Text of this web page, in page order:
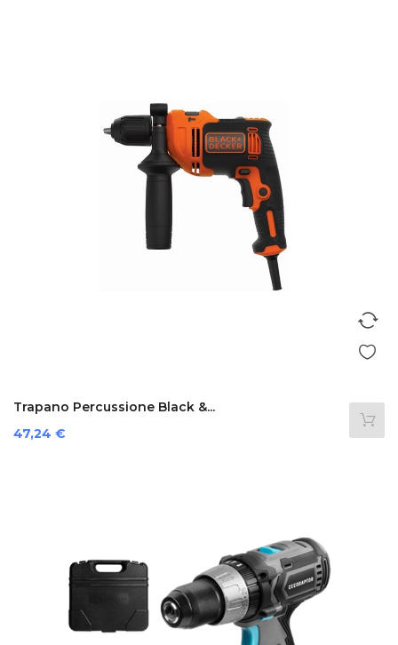
Trapano Percussione Black &...
Prezzo
47,24 €